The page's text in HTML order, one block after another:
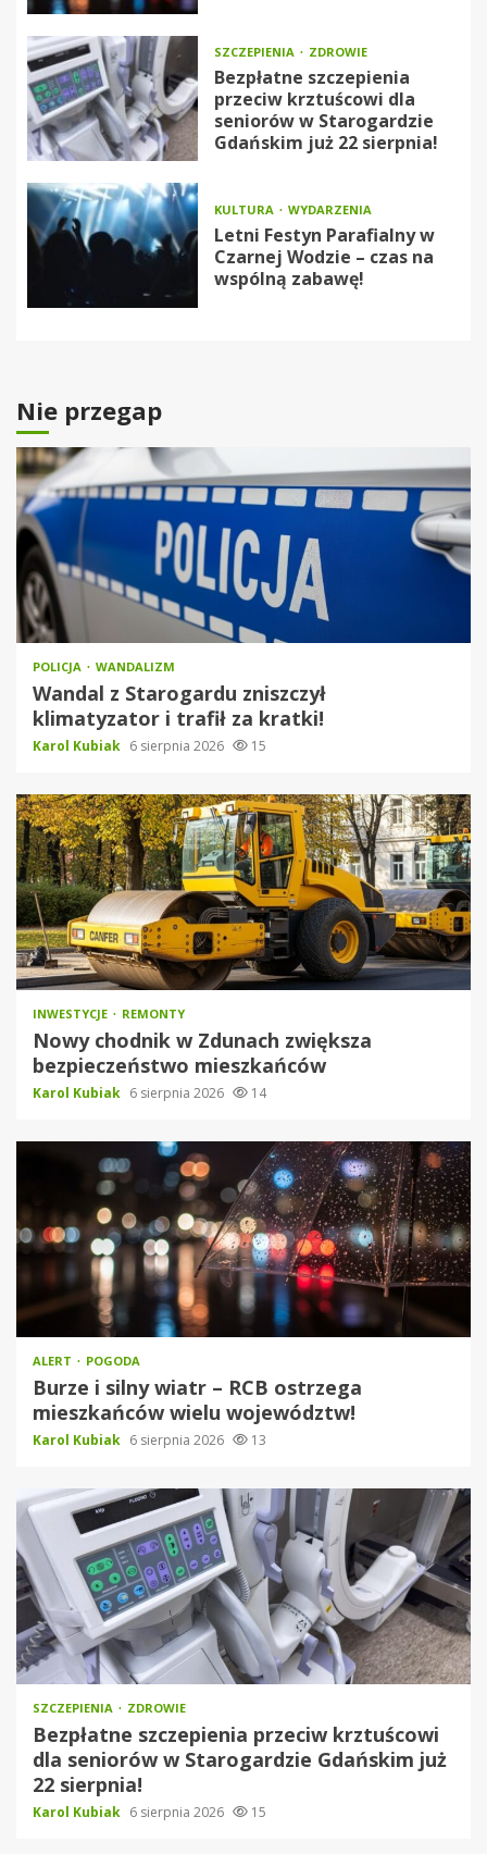
SZCZEPIENIA ZDROWIE
Bezpłatne szczepienia
przeciw krztuścowi dla
seniorów w Starogardzie
Gdańskim już 22 sierpnia!
KULTURA WYDARZENIA
Letni Festyn Parafialny w
Czarnej Wodzie – czas na
wspólną zabawę!
Nie przegap
POLICJA WANDALIZM
Wandal z Starogardu zniszczył
klimatyzator i trafił za kratki!
Karol Kubiak 6 sierpnia 2026 15
INWESTYCJE REMONTY
Nowy chodnik w Zdunach zwiększa
bezpieczeństwo mieszkańców
Karol Kubiak 6 sierpnia 2026 14
ALERT POGODA
Burze i silny wiatr – RCB ostrzega
mieszkańców wielu województw!
Karol Kubiak 6 sierpnia 2026 13
SZCZEPIENIA ZDROWIE
Bezpłatne szczepienia przeciw krztuścowi
dla seniorów w Starogardzie Gdańskim już
22 sierpnia!
Karol Kubiak 6 sierpnia 2026 15